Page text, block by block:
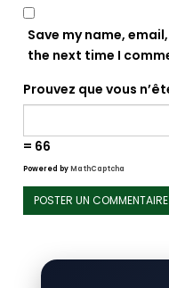
Save my name,
the next time I
Prouvez que vous
= 66
Powered byMathCaptcha